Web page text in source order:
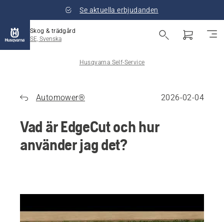
Se aktuella erbjudanden
Skog & trädgård
SE, Svenska
Husqvarna Self-Service
Automower® 2026-02-04
Vad är EdgeCut och hur
använder jag det?